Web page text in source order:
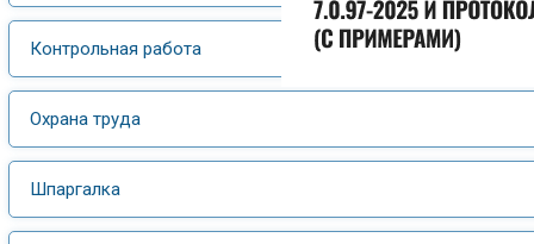
Контрольная работа
Охрана труда
Шпаргалка